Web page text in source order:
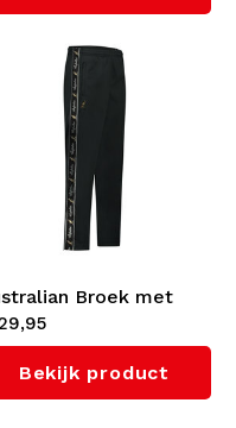
Broek met
bies 3.0 (Woods
Bekijk product